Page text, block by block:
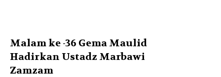
Malam ke -36 Gema Maulid
Hadirkan Ustadz Marbawi
Zamzam